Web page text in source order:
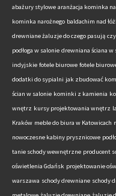
abażury stylowe aranżacja kominka
kominka narożnego baldachim nad
drewniane żaluzje do czego pasują
podłoga w salonie drewniana ściana w
indyjskie fotele biurowe fotele
dodatki do sypialni jak zbudować
ścian w salonie kominki z kamienia
wnętrz kursy projektowania wnętrz
Kraków meble do biura w Katowicach
nowoczesne kabiny prysznicowe
tanie schody wewnętrzne producent
oświetlenia Gdańsk projektowanie
warszawa schody drewniane schody